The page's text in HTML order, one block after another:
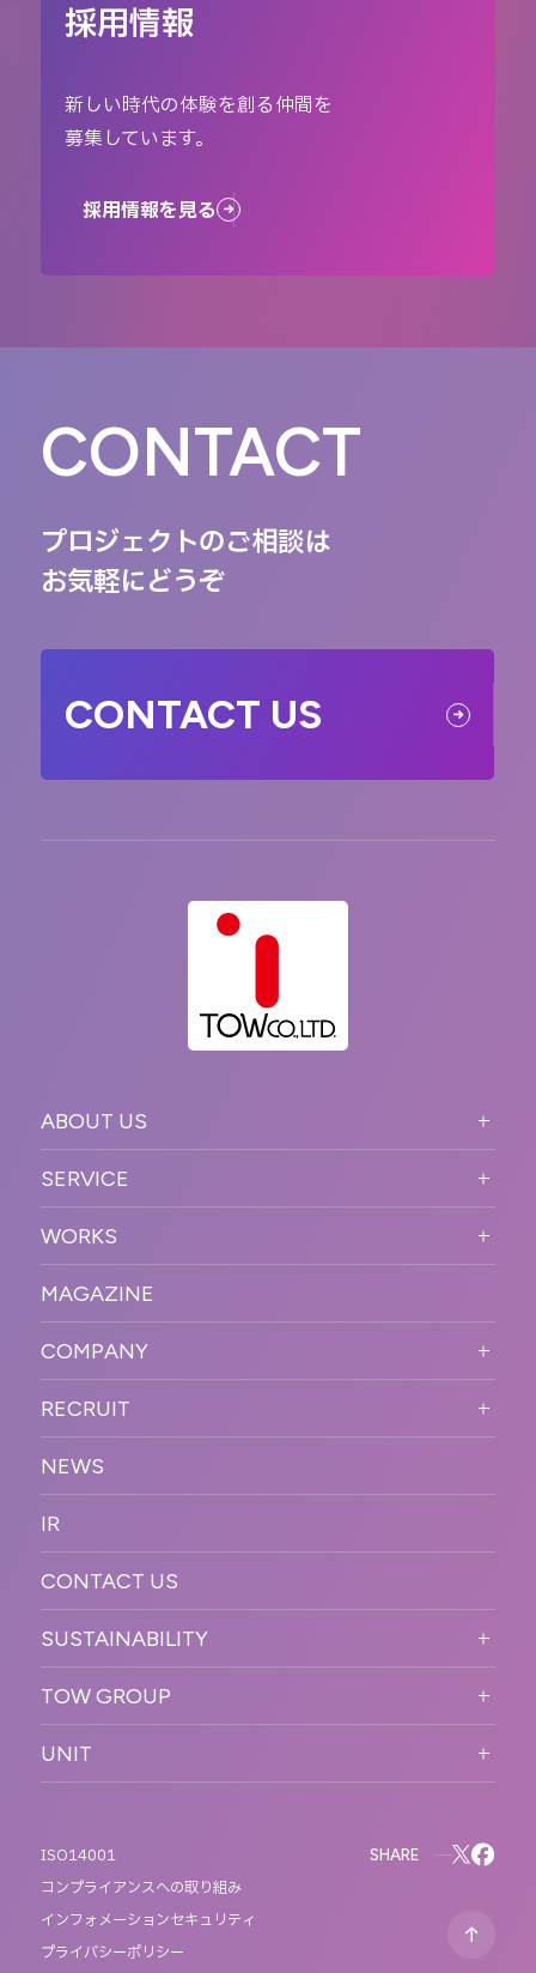
採用情報
新しい時代の体験を創る仲間を
募集しています。
採用情報を見る
CONTACT
プロジェクトのご相談は
お気軽にどうぞ
CONTACT US
ABOUT US
PURPOSE
VISION
OUR DNA
SERVICE
STRONG POINT
BUSINESS DOMAIN
SOLUTION
WORKFLOW
WORKS
オンラインイベント
SNSプロモーション
プラットフォーム販
促
デジタル制作・映像
制作
PR
カンファレンス・展示会・アワ
ESPORTS・ゲームプロモーシ
MAGAZINE
COMPANY
COMPANY INFORMATION
MESSAGE
OFFICER
ACCESS
ORGANIZATION CHART
HISTORY
RECRUIT
新卒採用
キャリア採用
NEWS
IR
CONTACT US
SUSTAINABILITY
サステナビリティ
TOW GROUP
MOTTO
BLUES MOBILE
UNIT
ISO14001
コンプライアンスへの取り組み
インフォメーションセキュリティ
プライバシーポリシー
SHARE